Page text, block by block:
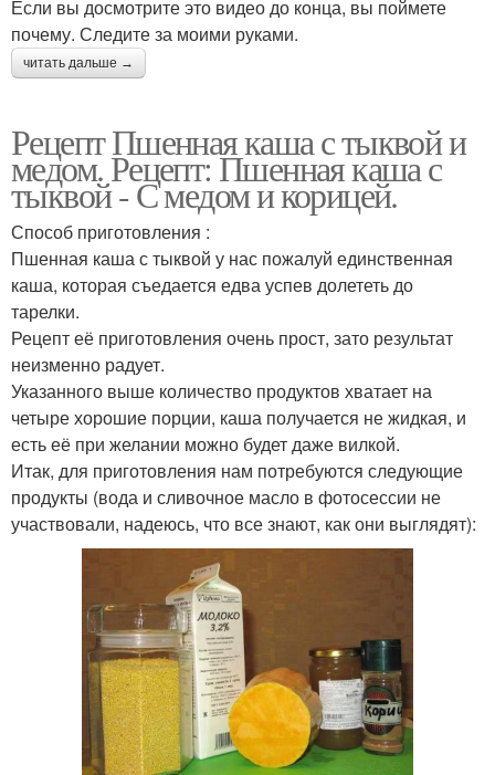
Если вы досмотрите это видео до конца, вы поймете
почему. Следите за моими руками.
читать дальше →
Рецепт Пшенная каша с тыквой и
медом. Рецепт: Пшенная каша с
тыквой - С медом и корицей.
Способ приготовления :
Пшенная каша с тыквой у нас пожалуй единственная
каша, которая съедается едва успев долететь до
тарелки.
Рецепт её приготовления очень прост, зато результат
неизменно радует.
Указанного выше количество продуктов хватает на
четыре хорошие порции, каша получается не жидкая, и
есть её при желании можно будет даже вилкой.
Итак, для приготовления нам потребуются следующие
продукты (вода и сливочное масло в фотосессии не
участвовали, надеюсь, что все знают, как они выглядят):